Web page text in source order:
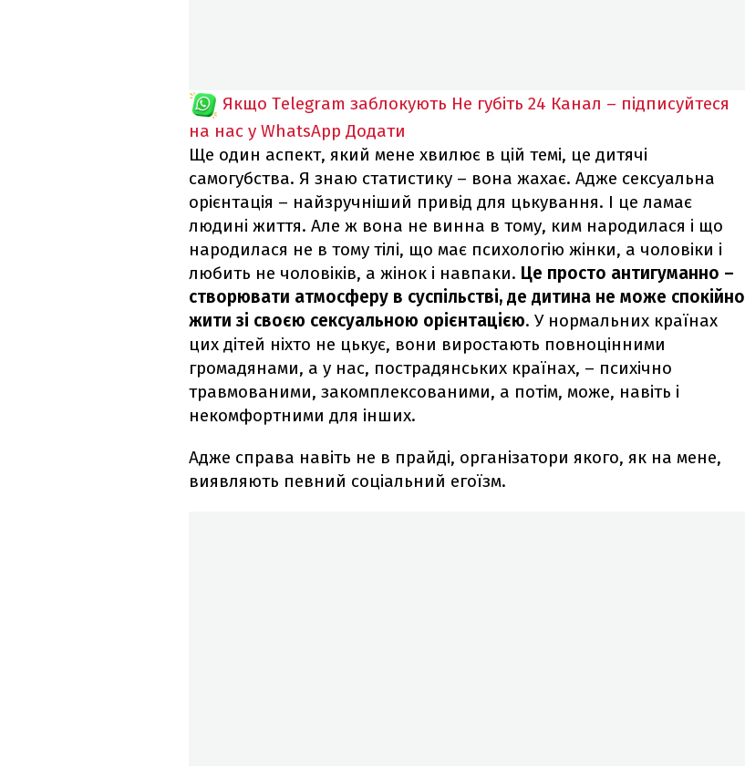
Якщо Telegram заблокують Не губіть 24 Канал – підписуйтеся
на нас у WhatsApp Додати
Ще один аспект, який мене хвилює в цій темі, це дитячі
самогубства. Я знаю статистику – вона жахає. Адже сексуальна
орієнтація – найзручніший привід для цькування. І це ламає
людині життя. Але ж вона не винна в тому, ким народилася і що
народилася не в тому тілі, що має психологію жінки, а чоловіки і
любить не чоловіків, а жінок і навпаки. Це просто антигуманно –
створювати атмосферу в суспільстві, де дитина не може спокійно
жити зі своєю сексуальною орієнтацією. У нормальних країнах
цих дітей ніхто не цькує, вони виростають повноцінними
громадянами, а у нас, пострадянських країнах, – психічно
травмованими, закомплексованими, а потім, може, навіть і
некомфортними для інших.
Адже справа навіть не в прайді, організатори якого, як на мене,
виявляють певний соціальний егоїзм.